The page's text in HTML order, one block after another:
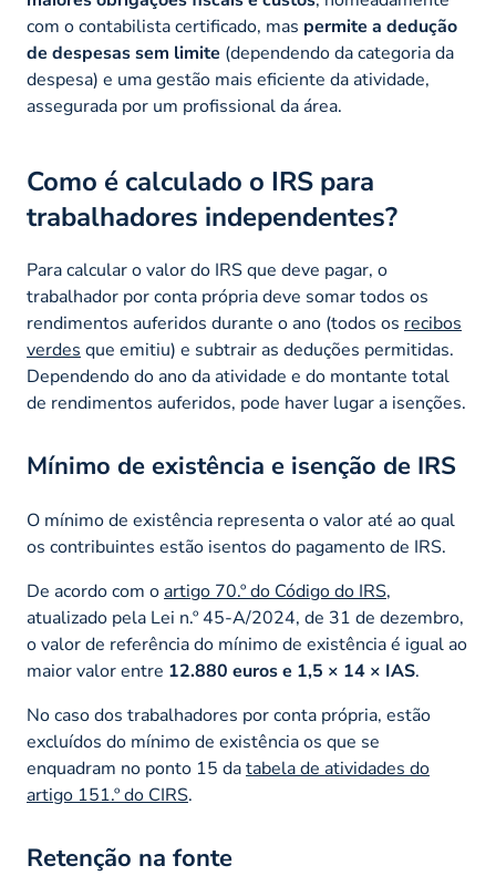
com o contabilista certificado, mas permite a dedução
de despesas sem limite (dependendo da categoria da
despesa) e uma gestão mais eficiente da atividade,
assegurada por um profissional da área.
Como é calculado o IRS para
trabalhadores independentes?
Para calcular o valor do IRS que deve pagar, o
trabalhador por conta própria deve somar todos os
rendimentos auferidos durante o ano (todos os recibos
verdes que emitiu) e subtrair as deduções permitidas.
Dependendo do ano da atividade e do montante total
de rendimentos auferidos, pode haver lugar a isenções.
Mínimo de existência e isenção de IRS
O mínimo de existência representa o valor até ao qual
os contribuintes estão isentos do pagamento de IRS.
De acordo com o artigo 70.º do Código do IRS,
atualizado pela Lei n.º 45-A/2024, de 31 de dezembro,
o valor de referência do mínimo de existência é igual ao
maior valor entre 12.880 euros e 1,5 × 14 × IAS.
No caso dos trabalhadores por conta própria, estão
excluídos do mínimo de existência os que se
enquadram no ponto 15 databela de atividades do
artigo 151.º do CIRS.
Retenção na fonte